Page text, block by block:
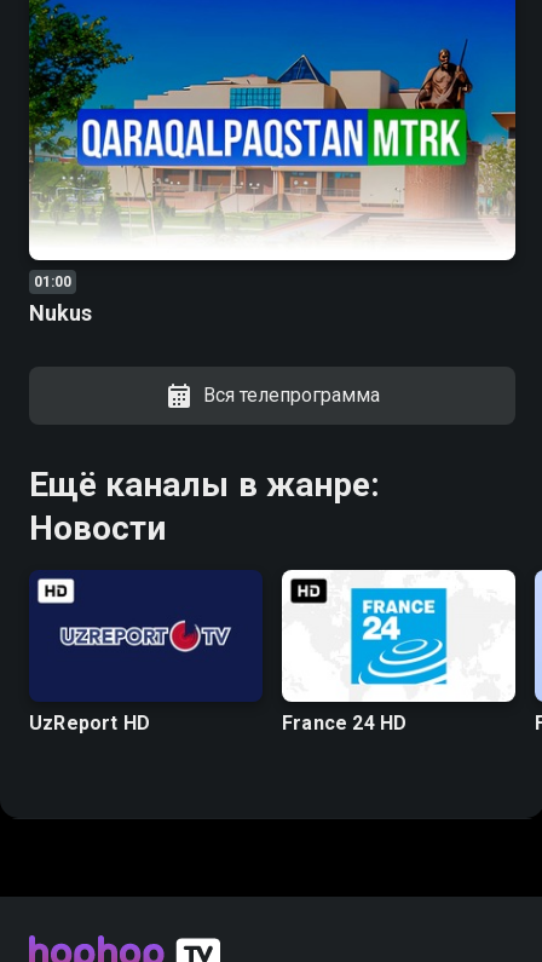
01:00
Nukus
Вся телепрограмма
Ещё каналы в жанре:
Новости
UzReport HD France 24 HD